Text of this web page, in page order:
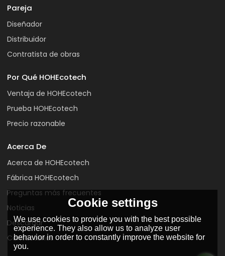
Pareja
Diseñador
Distribuidor
Contratista de obras
Por Qué HOHEcotech
Ventaja de HOHEcotech
Prueba HOHEcotech
Precio razonable
Acerca De
Acerca de HOHEcotech
Fábrica HOHEcotech
Preguntas más frecuentes
Noticias
Descargar
Contáctenos
Cookie settings
We use cookies to provide you with the best possible
experience. They also allow us to analyze user
behavior in order to constantly improve the website for
you.